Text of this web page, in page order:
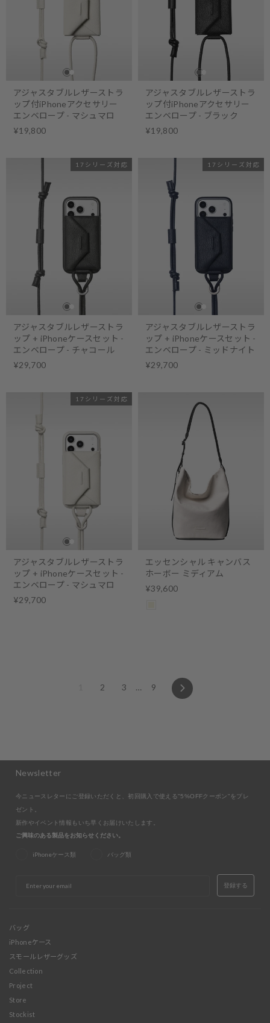
アジャスタブルレザーストラ
ップ付iPhoneアクセサリー
エンベロープ - マシュマロ
¥19,800
アジャスタブルレザーストラ
ップ付iPhoneアクセサリー
エンベロープ - ブラック
¥19,800
17シリーズ対応
アジャスタブルレザーストラ
ップ + iPhoneケースセット -
エンベロープ - チャコール
¥29,700
17シリーズ対応
アジャスタブルレザーストラ
ップ + iPhoneケースセット -
エンベロープ - ミッドナイト
¥29,700
17シリーズ対応
アジャスタブルレザーストラ
ップ + iPhoneケースセット -
エンベロープ - マシュマロ
¥29,700
エッセンシャル キャンバス
ホーボー ミディアム
¥39,600
2 3 … 9 Next
Newsletter
今ニュースレターにご登録いただくと、初回購入で使える"5%OFFクーポン"をプレ
ゼント。
新作やイベント情報もいち早くお届けいたします。
ご興味のある製品をお知らせください。
iPhoneケース類 バッグ類
登録する
バッグ
iPhoneケース
スモールレザーグッズ
Collection
Project
Store
Stockist